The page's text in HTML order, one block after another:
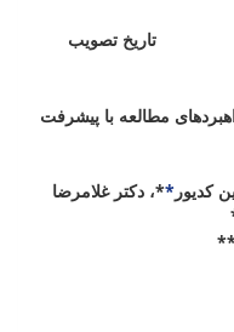
مطالعه با پیشرفت
کدیور *
*، دکتر غلامرضا